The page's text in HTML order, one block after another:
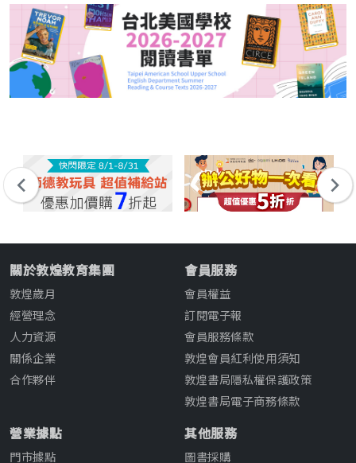
關於敦煌教育集團
敦煌歲月
經營理念
人力資源
關係企業
合作夥伴
會員服務
會員權益
訂閱電子報
會員服務條款
敦煌會員紅利使用須知
敦煌書局隱私權保護政策
敦煌書局電子商務條款
營業據點
門市據點
其他服務
圖書採購